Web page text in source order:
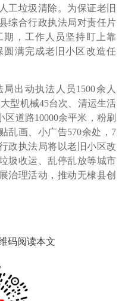
工垃圾清除。为保证老旧
综合行政执法局对责任片
，工作人员坚持盯上靠
圆满完成老旧小区改造任
出动执法人员1500余人
型机械45台次、清运生活
道路10000余平米，粉刷
乱画、小广告570余处，7
政执法局将以老旧小区改
圾收运、乱停乱放等城市
治理活动，推动无棣县创
码阅读本文